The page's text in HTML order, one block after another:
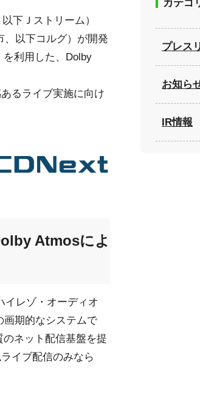
下Ｊストリーム）
、以下コルグ）が開発
利用した、Dolby
るライブ実施に向け
Atmosによ
イレゾ・オーディオ
画期的なシステムで
ネット配信基盤を提
イブ配信のみなら
カテゴ
プレス
お知ら
IR情報